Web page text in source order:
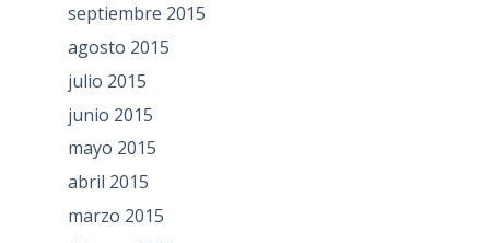
septiembre 2015
agosto 2015
julio 2015
junio 2015
mayo 2015
abril 2015
marzo 2015